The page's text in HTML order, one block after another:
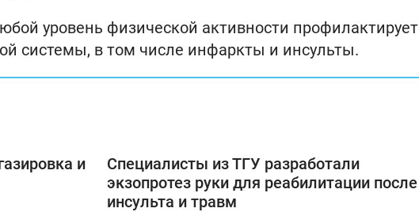
уровень физической активности профилактирует
системы, в том числе инфаркты и инсульты.
и
Специалисты из ТГУ разработали
экзопротез руки для реабилитации после
инсульта и травм